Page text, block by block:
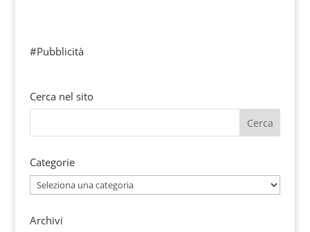
#Pubblicità
Cerca nel sito
Categorie
Categorie
Archivi